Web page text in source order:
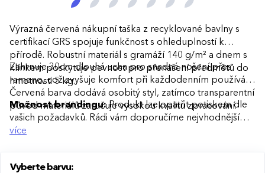
Výrazná červená nákupní taška z recyklované bavlny s
certifikací GRS spojuje funkčnost s ohleduplností k
přírodě. Robustní materiál s gramáží 140 g/m² a dnem s
klínkem poskytuje pevnost pro přenášení předmětů do
hmotnosti 5 kg.
Zahrnuje 30cm dlouhá ucha pro snadné nošení přes
rameno, což zvyšuje komfort při každodenním používání.
Červená barva dodává osobitý styl, zatímco transparentní
původ materiálů zaručuje vysokou kvalitu zpracování.
Možnost brandingu:Produkt lze opatřit potiskem dle
vašich požadavků. Rádi vám doporučíme nejvhodnější
technologii potisku s ohledem na design i váš rozpočet.
více
Vyberte barvu: